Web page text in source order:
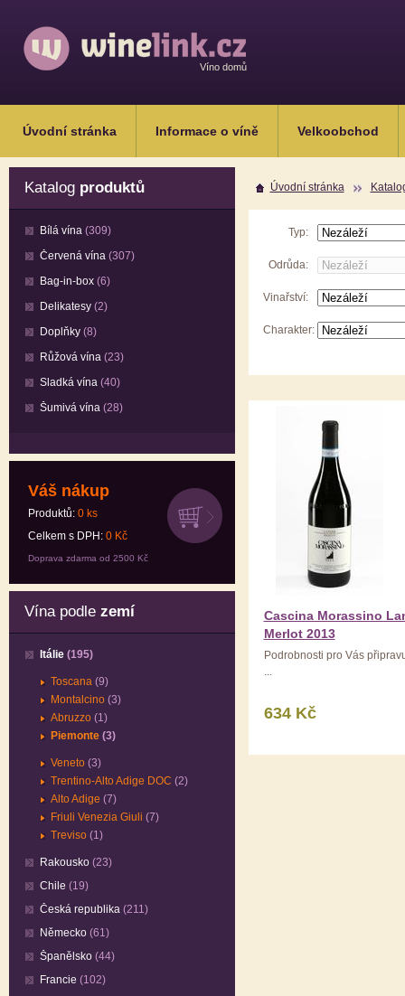
Víno domů
Úvodní stránka Informace o víně Velkoobchod
Katalog produktů
Bílá vína (309)
Červená vína (307)
Bag-in-box (6)
Delikatesy (2)
Doplňky (8)
Růžová vína (23)
Sladká vína (40)
Šumivá vína (28)
Váš nákup
Produktů: 0ks
Celkem s DPH: 0Kč
Doprava zdarma od 2500 Kč
Vína podle zemí
Itálie (195)
Toscana (9)
Montalcino (3)
Abruzzo (1)
Piemonte (3)
Veneto (3)
Trentino-Alto Adige DOC (2)
Alto Adige (7)
Friuli Venezia Giuli (7)
Treviso (1)
Rakousko (23)
Chile (19)
Česká republika (211)
Německo (61)
Španělsko (44)
Francie (102)
Úvodní stránka
Typ:
Odrůda:
Vinařství:
Charakter:
Cascina Morassino
Merlot 2013
Podrobnosti pro Vás
...
634 Kč